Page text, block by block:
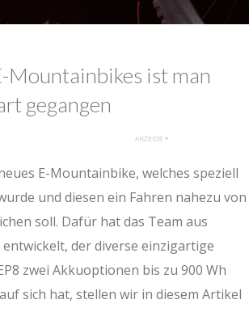
Mountainbikes ist man
gegangen
E-Mountainbike, welches speziell
und diesen ein Fahren nahezu von
soll. Dafür hat das Team aus
der diverse einzigartige
zwei Akkuoptionen bis zu 900 Wh
sich hat, stellen wir in diesem Artikel